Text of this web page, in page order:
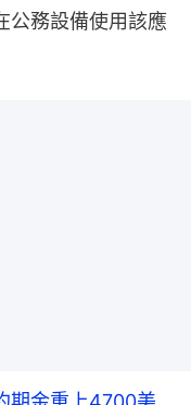
公務設備使用該應